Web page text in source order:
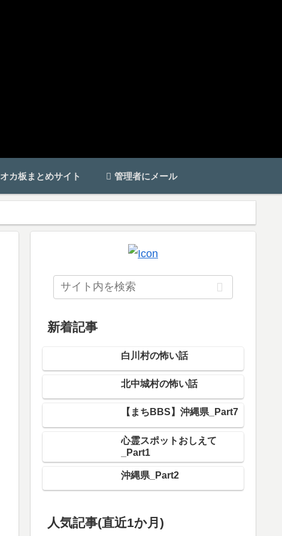
オカ板まとめサイト 管理者にメール
新着記事
白川村の怖い話
北中城村の怖い話
【まちBBS】沖縄県_Part7
心霊スポットおしえて
_Part1
沖縄県_Part2
人気記事(直近1か月)
（青葉区）あざみの・たまプラーザ